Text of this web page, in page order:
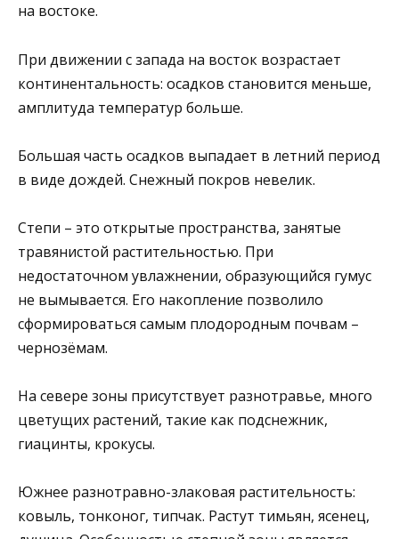
на востоке.
При движении с запада на восток возрастает
континентальность: осадков становится меньше,
амплитуда температур больше.
Большая часть осадков выпадает в летний период
в виде дождей. Снежный покров невелик.
Степи – это открытые пространства, занятые
травянистой растительностью. При
недостаточном увлажнении, образующийся гумус
не вымывается. Его накопление позволило
сформироваться самым плодородным почвам –
чернозёмам.
На севере зоны присутствует разнотравье, много
цветущих растений, такие как подснежник,
гиацинты, крокусы.
Южнее разнотравно-злаковая растительность:
ковыль, тонконог, типчак. Растут тимьян, ясенец,